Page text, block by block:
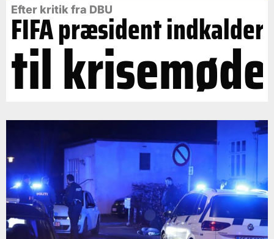
Efter kritik fra DBU
FIFA præsident indkalder
til krisemøde